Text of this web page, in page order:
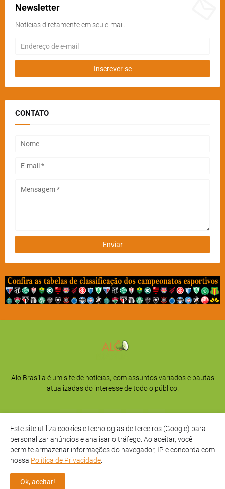
Newsletter
Notícias diretamente em seu e-mail.
CONTATO
Alo Brasília é um site de notícias, com assuntos variados e pautas
atualizadas do interesse de todo o público.
Início Sobre
Este site utiliza cookies e tecnologias de terceiros (Google) para
personalizar anúncios e analisar o tráfego. Ao aceitar, você
permite armazenar informações do navegador, IP e concorda com
nossa Política de Privacidade
Ok, aceitar!